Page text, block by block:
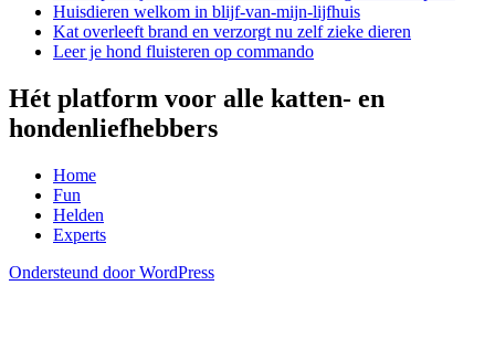
Huisdieren welkom in blijf-van-mijn-lijfhuis
Kat overleeft brand en verzorgt nu zelf zieke dieren
Leer je hond fluisteren op commando
Hét platform voor alle katten- en
hondenliefhebbers
Home
Fun
Helden
Experts
Ondersteund door WordPress